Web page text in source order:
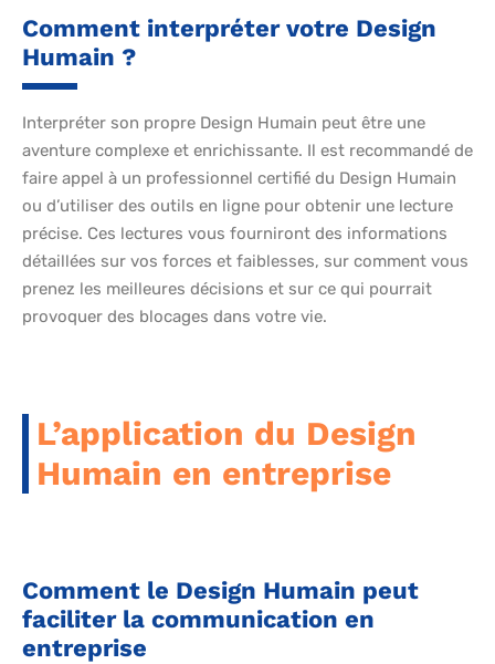
Comment interpréter votre Design
Humain ?
Interpréter son propre Design Humain peut être une
aventure complexe et enrichissante. Il est recommandé de
faire appel à un professionnel certifié du Design Humain
ou d’utiliser des outils en ligne pour obtenir une lecture
précise. Ces lectures vous fourniront des informations
détaillées sur vos forces et faiblesses, sur comment vous
prenez les meilleures décisions et sur ce qui pourrait
provoquer des blocages dans votre vie.
L’application du Design
Humain en entreprise
Comment le Design Humain peut
faciliter la communication en
entreprise